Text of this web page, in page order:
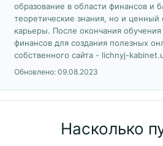
образование в области финансов и
теоретические знания, но и
карьеры. После окончания
финансов для создания полезных
собственного сайта - lichnyj-
Обновлено: 09.08.2023
Насколько